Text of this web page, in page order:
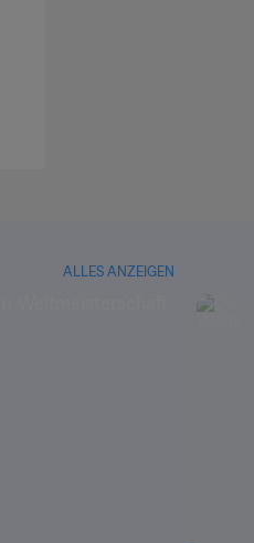
ALLES ANZEIGEN